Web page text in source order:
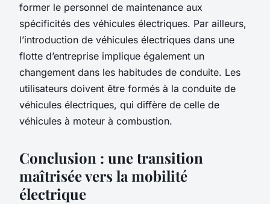
former le personnel de maintenance aux
spécificités des véhicules électriques. Par ailleurs,
l’introduction de véhicules électriques dans une
flotte d’entreprise implique également un
changement dans les habitudes de conduite. Les
utilisateurs doivent être formés à la conduite de
véhicules électriques, qui diffère de celle de
véhicules à moteur à combustion.
Conclusion : une transition
maîtrisée vers la mobilité
électrique